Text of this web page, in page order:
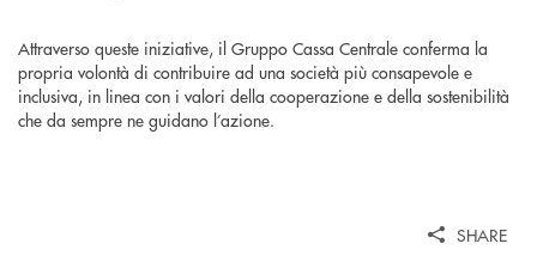
Attraverso queste iniziative, il Gruppo Cassa Centrale conferma la
propria volontà di contribuire ad una società più consapevole e
inclusiva, in linea con i valori della cooperazione e della sostenibilità
che da sempre ne guidano l’azione.
SHARE